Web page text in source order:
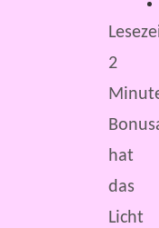
2
hat
das
Licht